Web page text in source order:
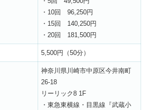
・10回 96,250円
・15回 140,250円
・20回 181,500円
5,500円（50分）
神奈川県川崎市中原区今井南町
26-18
リーリック8 1F
・東急東横線・目黒線『武蔵小